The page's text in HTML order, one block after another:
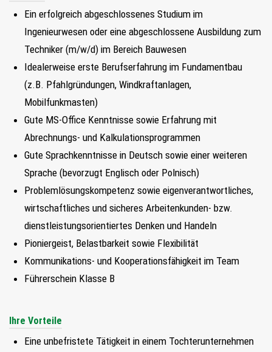
Ein erfolgreich abgeschlossenes Studium im
Ingenieurwesen oder eine abgeschlossene Ausbildung zum
Techniker (m/w/d) im Bereich Bauwesen
Idealerweise erste Berufserfahrung im Fundamentbau
(z.B. Pfahlgründungen, Windkraftanlagen,
Mobilfunkmasten)
Gute MS-Office Kenntnisse sowie Erfahrung mit
Abrechnungs- und Kalkulationsprogrammen
Gute Sprachkenntnisse in Deutsch sowie einer weiteren
Sprache (bevorzugt Englisch oder Polnisch)
Problemlösungskompetenz sowie eigenverantwortliches,
wirtschaftliches und sicheres Arbeitenkunden- bzw.
dienstleistungsorientiertes Denken und Handeln
Pioniergeist, Belastbarkeit sowie Flexibilität
Kommunikations- und Kooperationsfähigkeit im Team
Führerschein Klasse B
Ihre Vorteile
Eine unbefristete Tätigkeit in einem Tochterunternehmen